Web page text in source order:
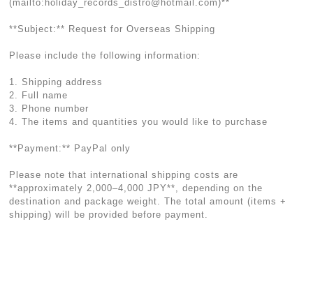
(mailto: holiday_records_distro@hotmail.com)**
**Subject:** Request for Overseas Shipping
Please include the following information:
1. Shipping address
2. Full name
3. Phone number
4. The items and quantities you would like to purchase
**Payment:** PayPal only
Please note that international shipping costs are
**approximately 2,000–4,000 JPY**, depending on the
destination and package weight. The total amount (items +
shipping) will be provided before payment.